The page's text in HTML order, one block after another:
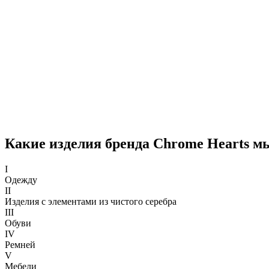
Какие изделия бренда Chrome Hearts
I
Одежду
II
Изделия с элементами из чистого серебра
III
Обуви
IV
Ремней
V
Мебели